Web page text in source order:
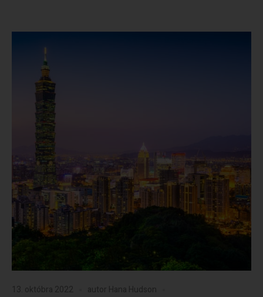
13. októbra 2022 autor Hana Hudson